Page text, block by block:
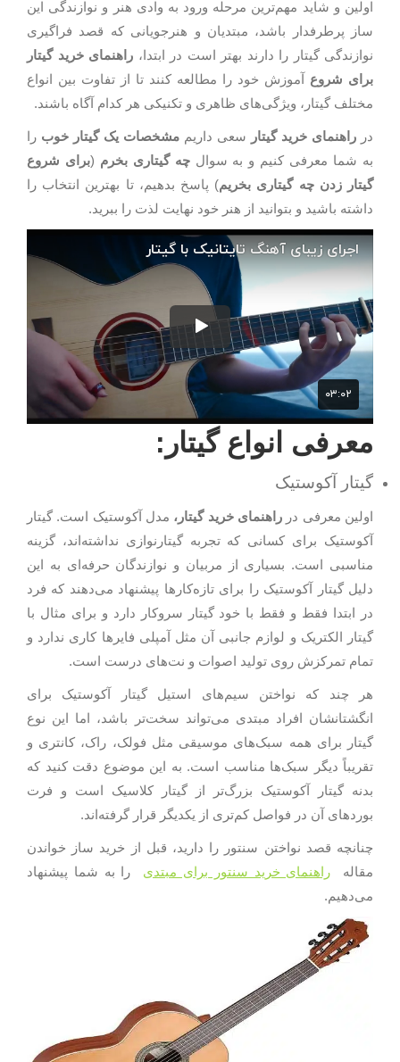
اولین و شاید مهم‌ترین مرحله ورود به وادی هنر و نوازندگی این
ساز پرطرفدار باشد، مبتدیان و هنرجویانی که قصد فراگیری
نوازندگی گیتار را دارند بهتر است در ابتدا، راهنمای خرید گیتار
برای شروع آموزش خود را مطالعه کنند تا از تفاوت بین انواع
مختلف گیتار، ویژگی‌های ظاهری و تکنیکی هر کدام آگاه باشند.
در راهنمای خرید گیتار سعی داریم مشخصات یک گیتار خوب را
به شما معرفی کنیم و به سوالچه گیتاری بخرم (برای شروع
گیتار زدن چه گیتاری بخریم) پاسخ بدهیم، تا بهترین انتخاب را
داشته باشید و بتوانید از هنر خود نهایت لذت را ببرید.
معرفی انواع گیتار:
گیتار آکوستیک
اولین معرفی در راهنمای خرید گیتار، مدل آکوستیک است. گیتار
آکوستیک برای کسانی که تجربه گیتارنوازی نداشته‌اند، گزینه
مناسبی است. بسیاری از مربیان و نوازندگان حرفه‌ای به این
دلیل گیتار آکوستیک را برای تازه‌کارها پیشنهاد می‌دهند که فرد
در ابتدا فقط و فقط با خود گیتار سروکار دارد و برای مثال با
گیتار الکتریک و لوازم جانبی آن مثل آمپلی فایرها کاری ندارد و
تمام تمرکزش روی تولید اصوات و نت‌های درست است.
هر چند که نواختن سیم‌های استیل گیتار آکوستیک برای
انگشتانشان افراد مبتدی می‌تواند سخت‌تر باشد، اما این نوع
گیتار برای همه سبک‌های موسیقی مثل فولک، راک، کانتری و
تقریباً دیگر سبک‌ها مناسب است. به این موضوع دقت کنید که
بدنه گیتار آکوستیک بزرگ‌تر از گیتار کلاسیک است و فرت
بوردهای آن در فواصل کم‌تری از یکدیگر قرار گرفته‌اند.
چنانچه قصد نواختن سنتور را دارید، قبل از خرید ساز خواندن
مقاله راهنمای خرید سنتور برای مبتدی را به شما پیشنهاد
می‌دهیم.